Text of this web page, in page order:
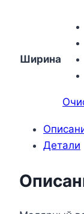
Ширина
Детали